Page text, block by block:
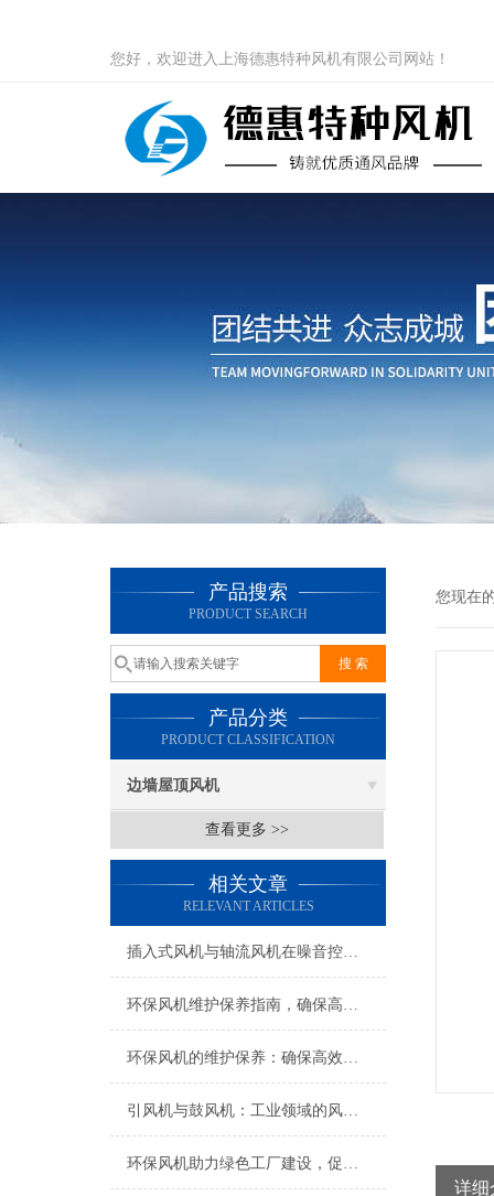
您好，欢迎进入上海德惠特种风机有限公司网站！
产品搜索
PRODUCT SEARCH
产品分类
PRODUCT CLASSIFICATION
边墙屋顶风机
查看更多 >>
相关文章
RELEVANT ARTICLES
插入式风机与轴流风机在噪音控制上有何差异？
环保风机维护保养指南，确保高效稳定运行
环保风机的维护保养：确保高效运行的关键
引风机与鼓风机：工业领域的风动双子星
环保风机助力绿色工厂建设，促进节能减排
您现在
详细